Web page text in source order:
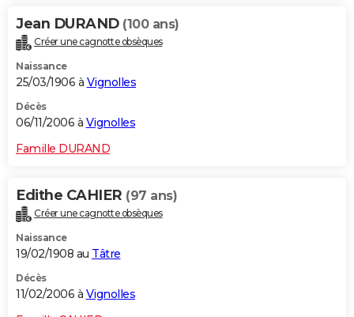
Jean DURAND (100 ans)
Créer une cagnotte obsèques
Naissance
25/03/1906 à Vignolles
Décès
06/11/2006 à Vignolles
Famille DURAND
Edithe CAHIER (97 ans)
Créer une cagnotte obsèques
Naissance
19/02/1908 au Tâtre
Décès
11/02/2006 à Vignolles